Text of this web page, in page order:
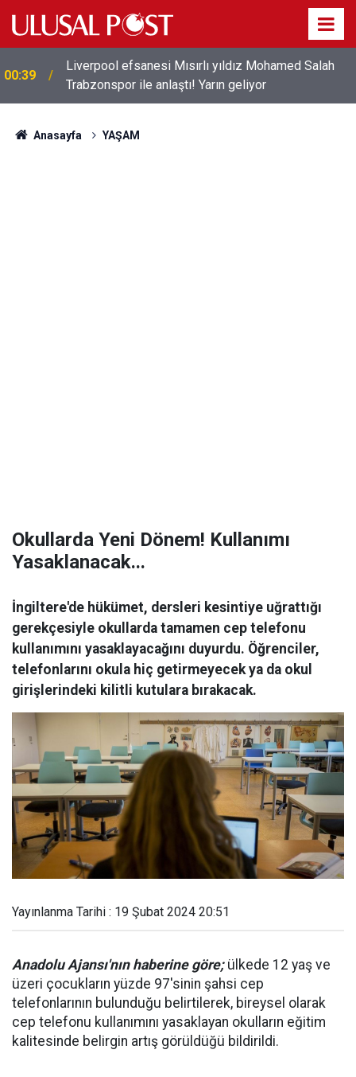
00:39
Liverpool efsanesi Mısırlı yıldız Mohamed Salah
Trabzonspor ile anlaştı! Yarın geliyor
Anasayfa YAŞAM
Okullarda Yeni Dönem! Kullanımı
Yasaklanacak...
İngiltere'de hükümet, dersleri kesintiye uğrattığı
gerekçesiyle okullarda tamamen cep telefonu
kullanımını yasaklayacağını duyurdu. Öğrenciler,
telefonlarını okula hiç getirmeyecek ya da okul
girişlerindeki kilitli kutulara bırakacak.
Yayınlanma Tarihi : 19 Şubat 2024 20:51
Anadolu Ajansı'nın haberine göre;ülkede 12 yaş ve
üzeri çocukların yüzde 97'sinin şahsi cep
telefonlarının bulunduğu belirtilerek, bireysel olarak
cep telefonu kullanımını yasaklayan okulların eğitim
kalitesinde belirgin artış görüldüğü bildirildi.